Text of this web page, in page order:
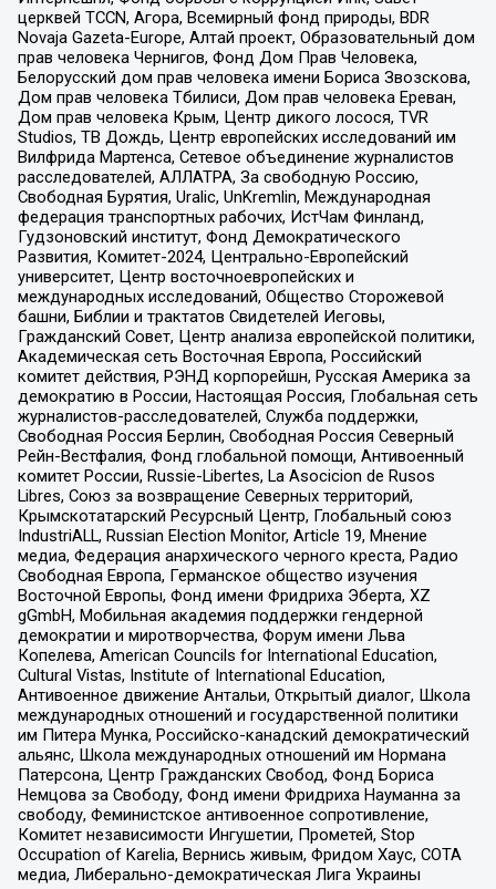
церквей TCCN, Агора, Всемирный фонд природы, BDR
Novaja Gazeta-Europe, Алтай проект, Образовательный дом
прав человека Чернигов, Фонд Дом Прав Человека,
Белорусский дом прав человека имени Бориса Звозскова,
Дом прав человека Тбилиси, Дом прав человека Ереван,
Дом прав человека Крым, Центр дикого лосося, TVR
Studios, ТВ Дождь, Центр европейских исследований им
Вилфрида Мартенса, Сетевое объединение журналистов
расследователей, АЛЛАТРА, За свободную Россию,
Свободная Бурятия, Uralic, UnKremlin, Международная
федерация транспортных рабочих, ИстЧам Финланд,
Гудзоновский институт, Фонд Демократического
Развития, Комитет-2024, Центрально-Европейский
университет, Центр восточноевропейских и
международных исследований, Общество Сторожевой
башни, Библии и трактатов Свидетелей Иеговы,
Гражданский Совет, Центр анализа европейской политики,
Академическая сеть Восточная Европа, Российский
комитет действия, РЭНД корпорейшн, Русская Америка за
демократию в России, Настоящая Россия, Глобальная сеть
журналистов-расследователей, Служба поддержки,
Свободная Россия Берлин, Свободная Россия Северный
Рейн-Вестфалия, Фонд глобальной помощи, Антивоенный
комитет России, Russie-Libertes, La Asocicion de Rusos
Libres, Союз за возвращение Северных территорий,
Крымскотатарский Ресурсный Центр, Глобальный союз
IndustriALL, Russian Election Monitor, Article 19, Мнение
медиа, Федерация анархического черного креста, Радио
Свободная Европа, Германское общество изучения
Восточной Европы, Фонд имени Фридриха Эберта, XZ
gGmbH, Мобильная академия поддержки гендерной
демократии и миротворчества, Форум имени Льва
Копелева, American Councils for International Education,
Cultural Vistas, Institute of International Education,
Антивоенное движение Антальи, Открытый диалог, Школа
международных отношений и государственной политики
им Питера Мунка, Российско-канадский демократический
альянс, Школа международных отношений им Нормана
Патерсона, Центр Гражданских Свобод, Фонд Бориса
Немцова за Свободу, Фонд имени Фридриха Науманна за
свободу, Феминистское антивоенное сопротивление,
Комитет независимости Ингушетии, Прометей, Stop
Occupation of Karelia, Вернись живым, Фридом Хаус, СОТА
медиа, Либерально-демократическая Лига Украины